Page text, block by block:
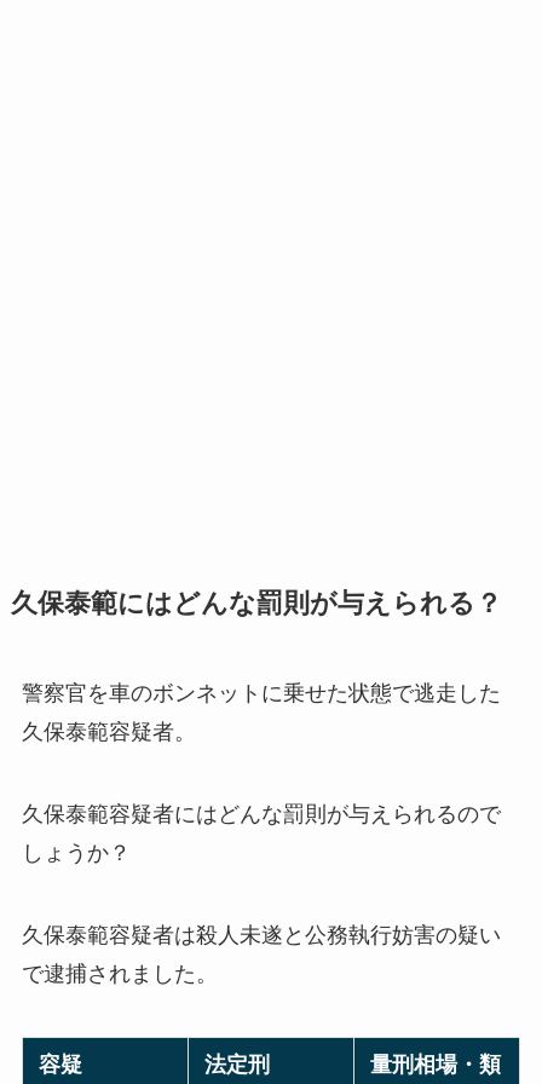
久保泰範にはどんな罰則が与えられる？
警察官を車のボンネットに乗せた状態で逃走した
久保泰範容疑者。
久保泰範容疑者にはどんな罰則が与えられるので
しょうか？
久保泰範容疑者は殺人未遂と公務執行妨害の疑い
で逮捕されました。
容疑 法定刑 量刑相場・類